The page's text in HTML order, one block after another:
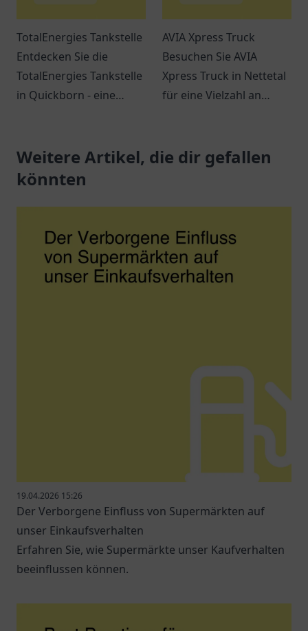
TotalEnergies Tankstelle
Entdecken Sie die
TotalEnergies Tankstelle
in Quickborn - eine
Einheimische mit
erstklassigem Service
AVIA Xpress Truck
Besuchen Sie AVIA
Xpress Truck in Nettetal
für eine Vielzahl an
Ambiente. Ideal für
Reisende und Pendler.
Weitere Artikel, die dir gefallen
könnten
19.04.2026 15:26
Der Verborgene Einfluss von Supermärkten auf
unser Einkaufsverhalten
Erfahren Sie, wie Supermärkte unser Kaufverhalten
beeinflussen können.